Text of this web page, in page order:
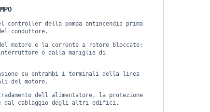
controller della pompa antincendio prima
conduttore.
motore e la corrente a rotore bloccato;
o dalla maniglia di
su entrambi i terminali della linea
del motore.
dell'alimentatore, la protezione
dal cablaggio degli altri edifici.